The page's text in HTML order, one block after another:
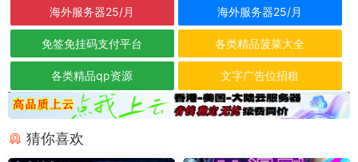
海外服务器25/月 海外服务器25/月
免签免挂码支付平台 各类精品菠菜大全
各类精品qp资源 文字广告位招租
猜你喜欢